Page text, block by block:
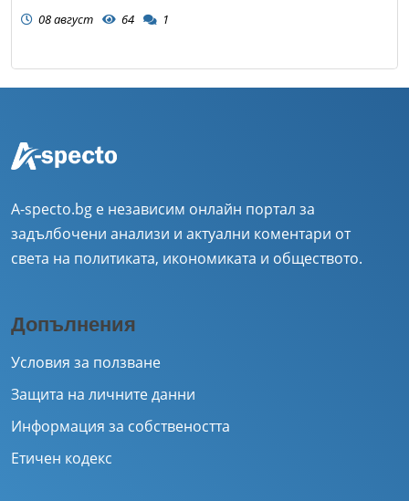
08 август 64 1
A-specto.bg е независим онлайн портал за
задълбочени анализи и актуални коментари от
света на политиката, икономиката и обществото.
Допълнения
Условия за ползване
Защита на личните данни
Информация за собствеността
Етичен кодекс